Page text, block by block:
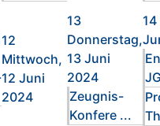
12
Mittwoch,
12 Juni
2024
13
Donnerstag,
13 Juni
2024
Zeugnis-
Konfere ...
14